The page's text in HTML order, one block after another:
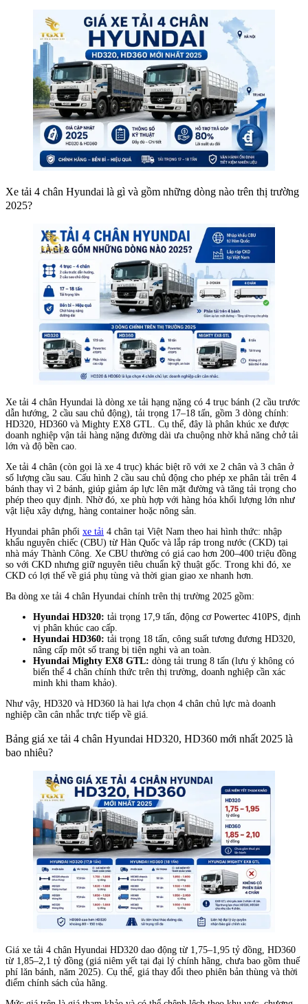
Xe tải 4 chân Hyundai là gì và gồm những dòng nào trên thị trường
2025?
Xe tải 4 chân Hyundai là dòng xe tải hạng nặng có 4 trục bánh (2 cầu trước
dẫn hướng, 2 cầu sau chủ động), tải trọng 17–18 tấn, gồm 3 dòng chính:
HD320, HD360 và Mighty EX8 GTL. Cụ thể, đây là phân khúc xe được
doanh nghiệp vận tải hàng nặng đường dài ưa chuộng nhờ khả năng chở tải
lớn và độ bền cao.
Xe tải 4 chân (còn gọi là xe 4 trục) khác biệt rõ với xe 2 chân và 3 chân ở
số lượng cầu sau. Cấu hình 2 cầu sau chủ động cho phép xe phân tải trên 4
bánh thay vì 2 bánh, giúp giảm áp lực lên mặt đường và tăng tải trọng cho
phép theo quy định. Nhờ đó, xe phù hợp với hàng hóa khối lượng lớn như
vật liệu xây dựng, hàng container hoặc nông sản.
Hyundai phân phối xe tải 4 chân tại Việt Nam theo hai hình thức: nhập
khẩu nguyên chiếc (CBU) từ Hàn Quốc và lắp ráp trong nước (CKD) tại
nhà máy Thành Công. Xe CBU thường có giá cao hơn 200–400 triệu đồng
so với CKD nhưng giữ nguyên tiêu chuẩn kỹ thuật gốc. Trong khi đó, xe
CKD có lợi thế về giá phụ tùng và thời gian giao xe nhanh hơn.
Ba dòng xe tải 4 chân Hyundai chính trên thị trường 2025 gồm:
Hyundai HD320: tải trọng 17,9 tấn, động cơ Powertec 410PS, định
vị phân khúc cao cấp.
Hyundai HD360: tải trọng 18 tấn, công suất tương đương HD320,
nâng cấp một số trang bị tiện nghi và an toàn.
Hyundai Mighty EX8 GTL: dòng tải trung 8 tấn (lưu ý không có
biến thể 4 chân chính thức trên thị trường, doanh nghiệp cần xác
minh khi tham khảo).
Như vậy, HD320 và HD360 là hai lựa chọn 4 chân chủ lực mà doanh
nghiệp cần cân nhắc trực tiếp về giá.
Bảng giá xe tải 4 chân Hyundai HD320, HD360 mới nhất 2025 là
bao nhiêu?
Giá xe tải 4 chân Hyundai HD320 dao động từ 1,75–1,95 tỷ đồng, HD360
từ 1,85–2,1 tỷ đồng (giá niêm yết tại đại lý chính hãng, chưa bao gồm thuế
phí lăn bánh, năm 2025). Cụ thể, giá thay đổi theo phiên bản thùng và thời
điểm chính sách của hãng.